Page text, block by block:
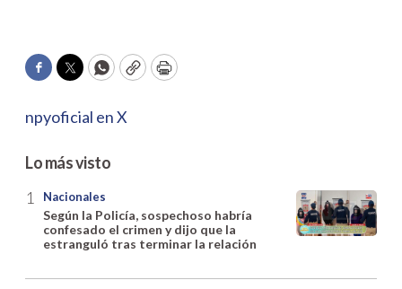
Facebook
TwitterWhatsApp
CopyPrint
npyoficial en X
Lo más visto
Nacionales
Según la Policía, sospechoso habría
confesado el crimen y dijo que la
estranguló tras terminar la relación